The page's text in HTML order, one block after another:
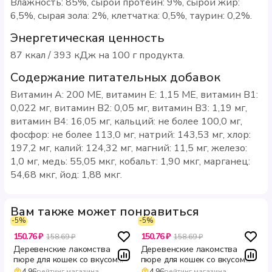
6,5%, сырая зола: 2%, клетчатка: 0,5%, таурин: 0,2%.
Энергетическая ценность
87 ккал / 393 кДж на 100 г продукта.
Содержание питательных добавок
Витамин А: 200 МЕ, витамин Е: 1,15 МЕ, витамин В1:
0,022 мг, витамин В2: 0,05 мг, витамин В3: 1,19 мг,
витамин В4: 16,05 мг, кальций: не более 100,0 мг,
фосфор: не более 113,0 мг, натрий: 143,53 мг, хлор:
197,2 мг, калий: 124,32 мг, магний: 11,5 мг, железо:
1,0 мг, медь: 55,05 мкг, кобальт: 1,90 мкг, марганец:
54,68 мкг, йод: 1,88 мкг.
Вам также может понравиться
-5%
150.76 ₽ 158.69 ₽
Деревенские лакомства
пюре для кошек со вкусом
-5%
150.76 ₽ 158.69 ₽
Деревенские лакомства
пюре для кошек со вкусом